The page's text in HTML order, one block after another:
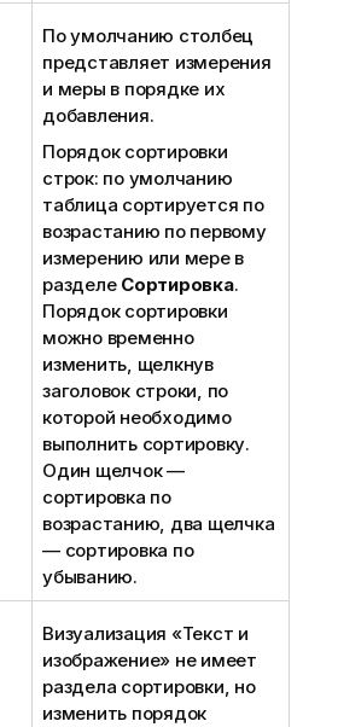
По умолчанию столбец
представляет измерения
и меры в порядке их
добавления.
Порядок сортировки
строк: по умолчанию
таблица сортируется по
возрастанию по первому
измерению или мере в
разделе Сортировка.
Порядок сортировки
можно временно
изменить, щелкнув
заголовок строки, по
которой необходимо
выполнить сортировку.
Один щелчок —
сортировка по
возрастанию, два щелчка
— сортировка по
убыванию.
Визуализация «Текст и
изображение» не имеет
раздела сортировки, но
изменить порядок